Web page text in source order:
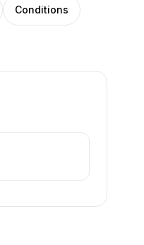
Conditions